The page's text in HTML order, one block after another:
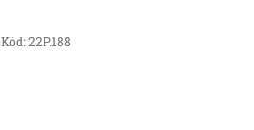
Kód:22P.188